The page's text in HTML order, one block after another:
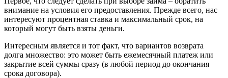
внимание на условия его предоставления. Прежде всего, нас
интересуют процентная ставка и максимальный срок, на
который могут быть взяты деньги.
Интересным является и тот факт, что вариантов возврата
долга множество: это может быть ежемесячный платеж или
закрытие всей суммы сразу (в любой период до окончания
срока договора).
Выберите ваш город